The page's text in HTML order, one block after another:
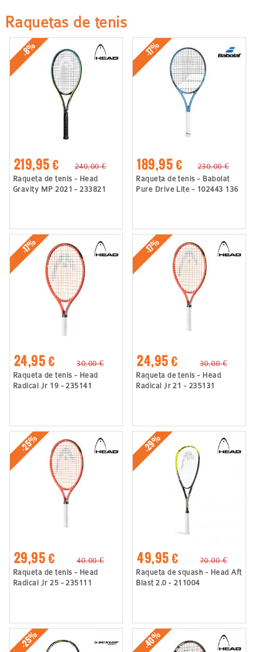
Raquetas de tenis
-8%
219,95 €
240,00 €
Raqueta de tenis - Head
Gravity MP 2021 - 233821
-17%
189,95 €
230,00 €
Raqueta de tenis - Babolat
Pure Drive Lite - 102443 136
-17%
24,95 €
30,00 €
Raqueta de tenis - Head
Radical Jr 19 - 235141
-17%
24,95 €
30,00 €
Raqueta de tenis - Head
Radical Jr 21 - 235131
-25%
29,95 €
40,00 €
Raqueta de tenis - Head
Radical Jr 25 - 235111
-29%
49,95 €
70,00 €
Raqueta de squash - Head Aft
Blast 2.0 - 211004
-25% -40%